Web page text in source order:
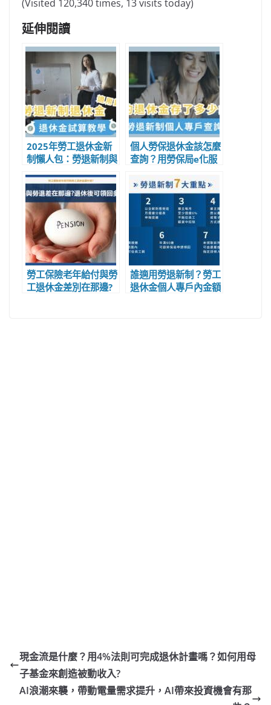
(Visited 120,340 times, 13 visits today)
延伸閱讀
2025年勞工退休金新
制懶人包：勞退新制與
6%退休金誰能領、可
領多少錢和計算基數
個人勞保退休金該怎麼
查詢？用勞保局e化服
步驟教學！
勞工保險老年給付與勞
工退休金差別在那邊?
誰適用勞退新制？勞工
退休金個人專戶內金額
現金流是什麼？用4%法則可完成退休計畫嗎？如何用母
子基金來創造被動收入?
AI浪潮來襲，帶動電量需求提升，AI帶來投資機會有那